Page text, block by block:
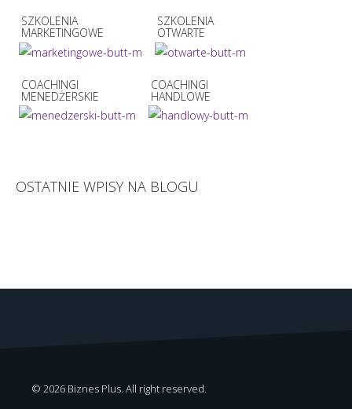
SZKOLENIA
MARKETINGOWE
SZKOLENIA
OTWARTE
COACHINGI
MENEDŻERSKIE
COACHINGI
HANDLOWE
OSTATNIE WPISY NA BLOGU
© 2026 Biznes Plus. All right reserved.